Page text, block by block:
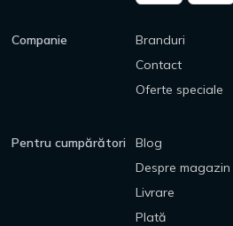
Companie
Branduri
Contact
Oferte speciale
Pentru cumpărători
Blog
Despre magazin
Livrare
Plată